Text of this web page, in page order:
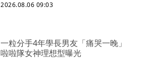
2026.08.06 09:03
一粒分手4年學長男友「痛哭一晚」
啦啦隊女神理想型曝光